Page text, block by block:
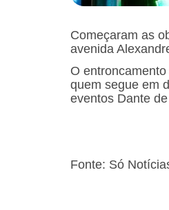
Começaram as
avenida
O
quem segue em
eventos Dante
Fonte: Só